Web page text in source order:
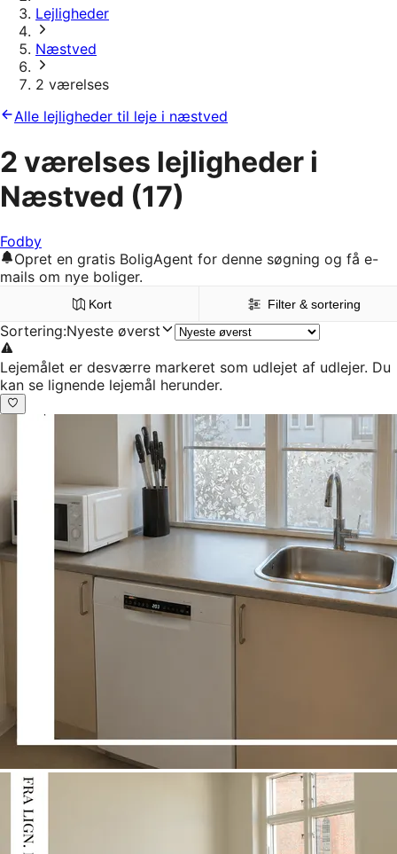
Lejligheder
Næstved
2 værelses
Alle lejligheder til leje i næstved
2 værelses lejligheder i
Næstved (17)
Fodby
Opret en gratis BoligAgent for denne søgning og få e-
mails om nye boliger.
Kort Filter & sortering
Sortering:Nyeste øverst
Lejemålet er desværre markeret som udlejet af udlejer. Du
kan se lignende lejemål herunder.